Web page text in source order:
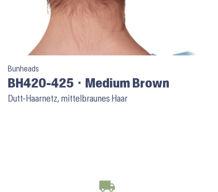
Bunheads
BH420-425 ⬝ Medium Brown
Dutt-Haarnetz, mittelbraunes Haar